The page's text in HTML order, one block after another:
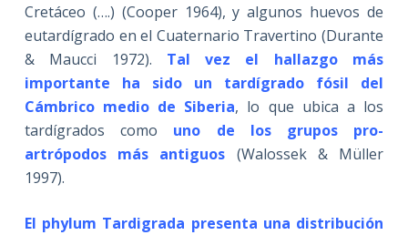
Cretáceo (….) (Cooper 1964), y algunos huevos de
eutardígrado en el Cuaternario Travertino (Durante
& Maucci 1972). Tal vez el hallazgo más
importante ha sido un tardígrado fósil del
Cámbrico medio de Siberia, lo que ubica a los
tardígrados como
uno de los grupos pro-
artrópodos más antiguos (Walossek & Müller
1997).
El phylum Tardigrada presenta una distribución